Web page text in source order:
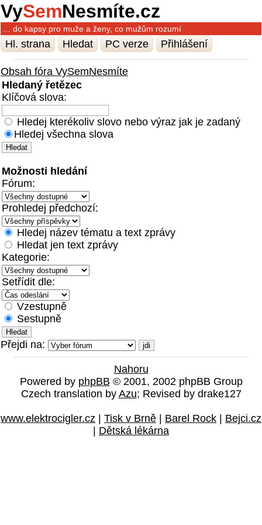
VySemNesmíte.cz
… do kapsy pro muže a ženy, co mužům rozumí
Hl. strana Hledat PC verze Přihlášení
Obsah fóra VySemNesmíte
Hledaný řetězec
Klíčová slova:
Hledej kterékoliv slovo nebo výraz jak je zadaný
Hledej všechna slova
Možnosti hledání
Fórum:
Prohledej předchozí:
Hledej název tématu a text zprávy
Hledat jen text zprávy
Kategorie:
Setřídit dle:
Vzestupně
Sestupně
Přejdi na:
Nahoru
Powered by phpBB © 2001, 2002 phpBB Group
Czech translation by Azu; Revised by drake127
www.elektrocigler.cz Tisk v Brně Barel Rock
Bejci.cz
Dětská lékárna